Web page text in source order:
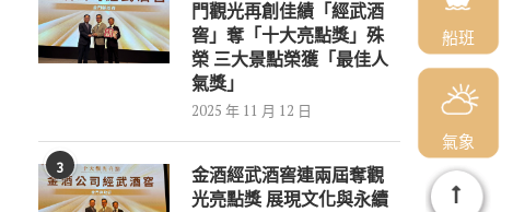
門觀光再創佳績「經武酒
窖」奪「十大亮點獎」殊
榮 三大景點榮獲「最佳人
氣獎」
2025 年 11 月 12 日
3
金酒經武酒窖連兩屆奪觀
光亮點獎 展現文化與永續
船班
氣象